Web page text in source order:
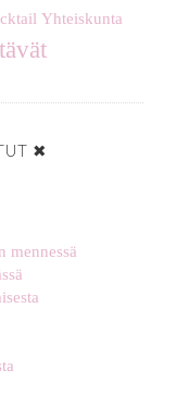
Yhteiskunta
✖
mennessä